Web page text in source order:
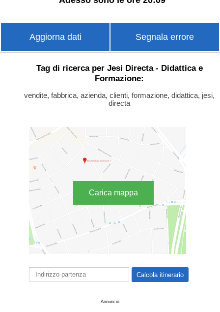
Aggiorna dati Segnala errore
Tag di ricerca per Jesi Directa - Didattica e
Formazione:
vendite, fabbrica, azienda, clienti, formazione, didattica, jesi,
directa
Carica mappa
Annuncio